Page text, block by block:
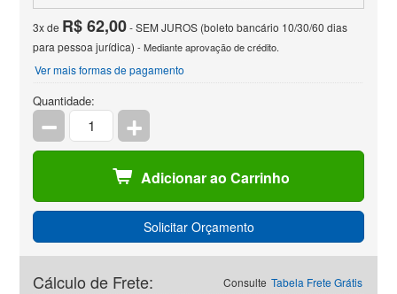
3x de R$ 62,00- SEM JUROS (boleto bancário 10/30/60 dias
para pessoa jurídica) - Mediante aprovação de crédito.
Ver mais formas de pagamento
Quantidade:
Adicionar ao Carrinho
Solicitar Orçamento
Consulte Tabela Frete Grátis
Cálculo de Frete: